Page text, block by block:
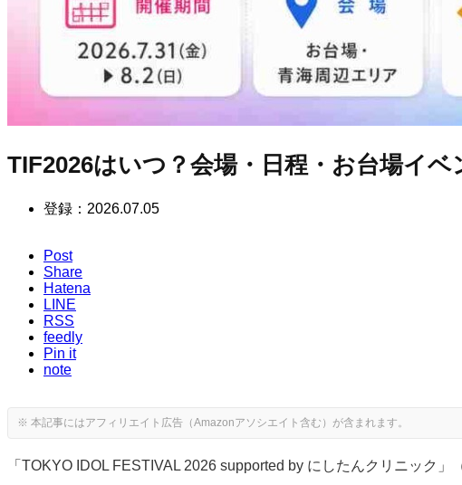
TIF2026はいつ？会場・日程・お台場イ
登録： 2026.07.05
Post
Share
Hatena
LINE
RSS
feedly
Pin it
note
「TOKYO IDOL FESTIVAL 2026 supported by にしたんクリニック